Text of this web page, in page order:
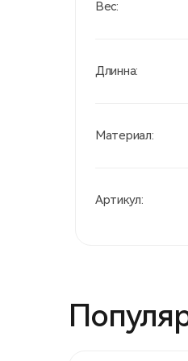
Вес:
Длинна:
Материал:
Артикул: